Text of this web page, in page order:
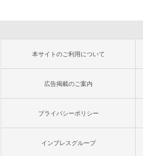
本サイトのご利用について
広告掲載のご案内
プライバシーポリシー
インプレスグループ